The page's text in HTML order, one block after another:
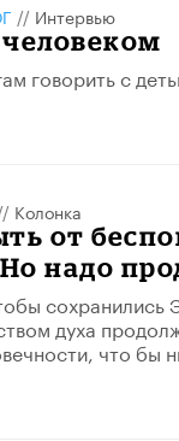
// Интервью
говорить с
Колонка
от
надо
сохранились
духа
что бы